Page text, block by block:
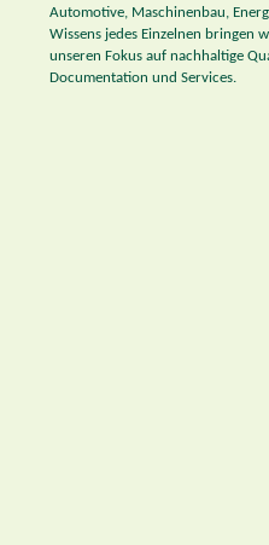
Automotive, Maschinenbau,
Wissens jedes Einzelnen bringen
unseren Fokus auf nachhaltige
Documentation und Services.